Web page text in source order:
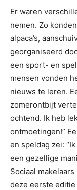
Er waren
nemen. Zo
alpaca’s,
georganiseerd
een sport- en
mensen vonden
nieuws te leren.
zomerontbijt
ochtend. Ik heb
ontmoetingen!”
en speldag zei:
een gezellige
Sociaal
deze eerste